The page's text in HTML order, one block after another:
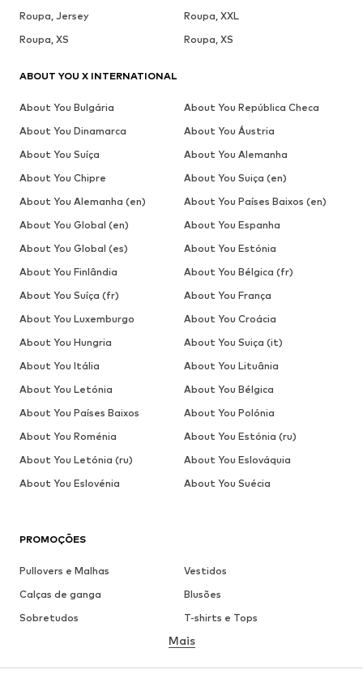
PROMOÇÕES
Pullovers e Malhas
Vestidos
Calças de ganga
Blusões
Sobretudos
T-shirts e Tops
Roupa interior
Saias
Blusas e Túnicas
Mais
Roupa, Jersey
Roupa, XXL
Roupa, XS
Roupa, XS
ABOUT YOU X INTERNATIONAL
About You Bulgária
About You República Checa
About You Dinamarca
About You Áustria
About You Suíça
About You Alemanha
About You Chipre
About You Suiça (en)
About You Alemanha (en)
About You Países Baixos (en)
About You Global (en)
About You Espanha
About You Global (es)
About You Estónia
About You Finlândia
About You Bélgica (fr)
About You Suíça (fr)
About You França
About You Luxemburgo
About You Croácia
About You Hungria
About You Suiça (it)
About You Itália
About You Lituânia
About You Letónia
About You Bélgica
About You Países Baixos
About You Polónia
About You Roménia
About You Estónia (ru)
About You Letónia (ru)
About You Eslováquia
About You Eslovénia
About You Suécia